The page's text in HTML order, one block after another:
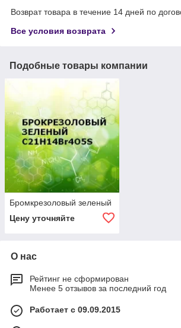
Возврат товара в течение 14 дней по
Все условия возврата
Подобные товары компании
Бромкрезоловый зеленый
Цену уточняйте
О нас
Рейтинг не сформирован
Менее 5 отзывов за последний год
Работает с 09.09.2015